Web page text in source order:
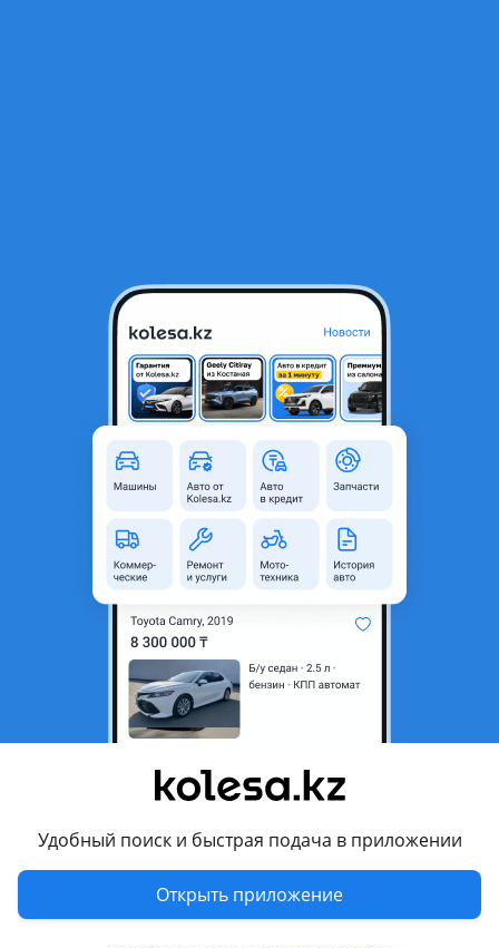
Удобный поиск и быстрая подача в приложении
Открыть приложение
Cadillac Escalade 2012 года
13 000 000 ₸
Объявление находится в архиве и может быть
Актобе, Актюбинская
2006 - 2014 3 поколение
Внедорожник
Объем двигателя, л
Пробег
Автомат
Руль
Слева
Цвет
Растаможен в Казахстане
Да